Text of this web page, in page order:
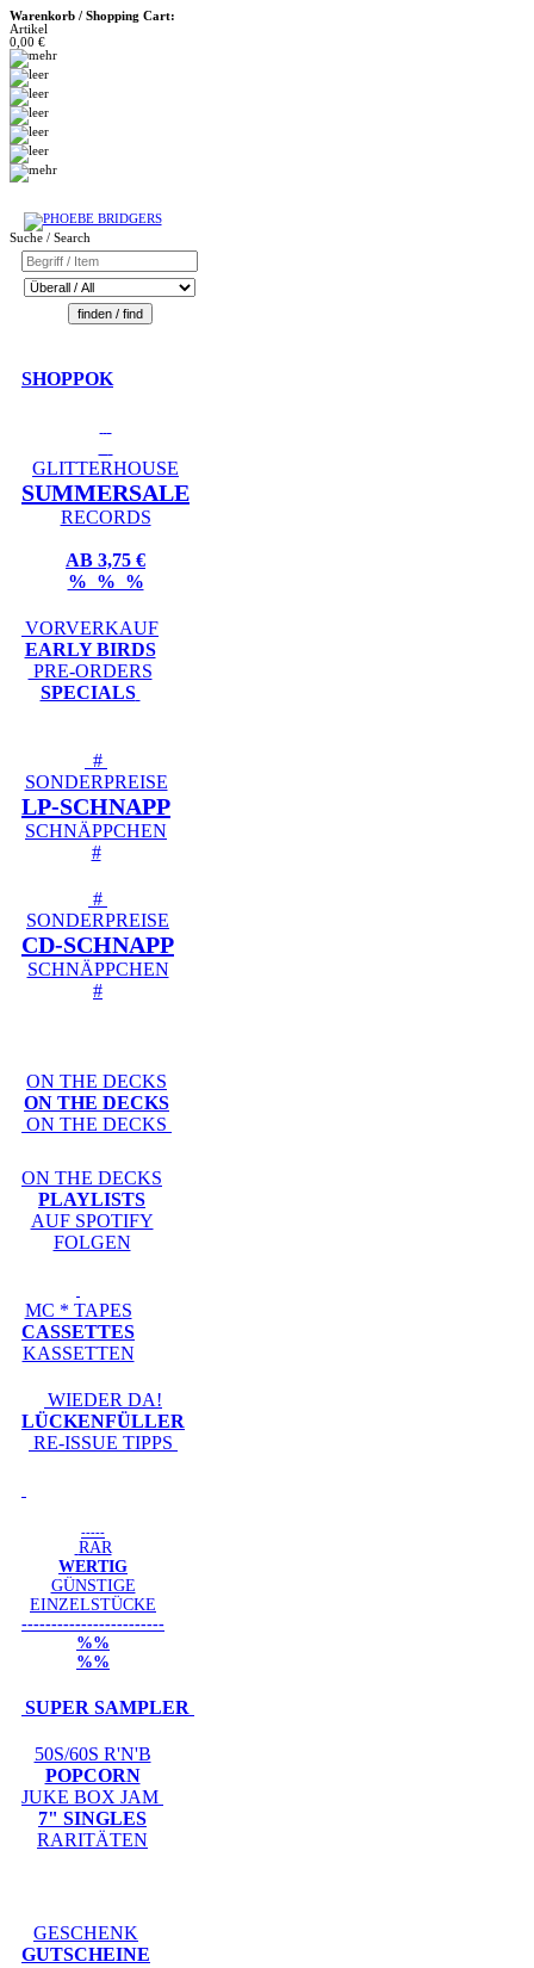
Warenkorb / Shopping Cart:
Artikel
0,00 €
Suche / Search
SHOPPOK
GLITTERHOUSE
SUMMERSALE
RECORDS
AB 3,75 €
% % %
VORVERKAUF
EARLY BIRDS
PRE-ORDERS
SPECIALS
#
SONDERPREISE
LP-SCHNAPP
SCHNÄPPCHEN
#
#
SONDERPREISE
CD-SCHNAPP
SCHNÄPPCHEN
#
ON THE DECKS
ON THE DECKS
ON THE DECKS
ON THE DECKS
PLAYLISTS
AUF SPOTIFY
FOLGEN
MC * TAPES
CASSETTES
KASSETTEN
WIEDER DA!
LÜCKENFÜLLER
RE-ISSUE TIPPS
-----
RAR
WERTIG
GÜNSTIGE
EINZELSTÜCKE
------------------------
%%
%%
SUPER SAMPLER
50S/60S R'N'B
POPCORN
JUKE BOX JAM
7" SINGLES
RARITÄTEN
GESCHENK
GUTSCHEINE